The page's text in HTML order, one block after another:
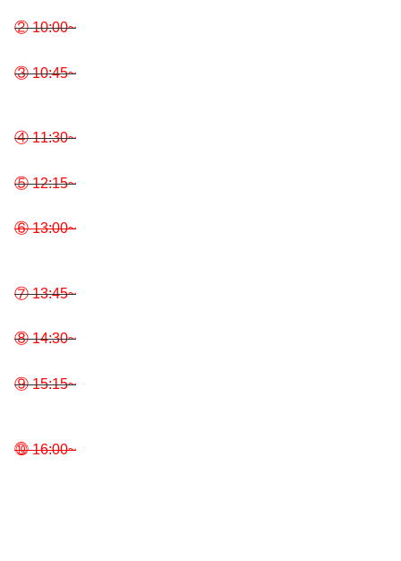
② 10:00~
③ 10:45~
④ 11:30~
⑤ 12:15~
⑥ 13:00~
⑦ 13:45~
⑧ 14:30~
⑨ 15:15~
⓾ 16:00~